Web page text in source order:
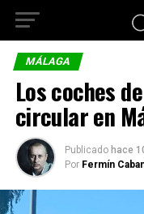
MÁLAGA
Los coches
circular en
Publicado hace
Por Fermín